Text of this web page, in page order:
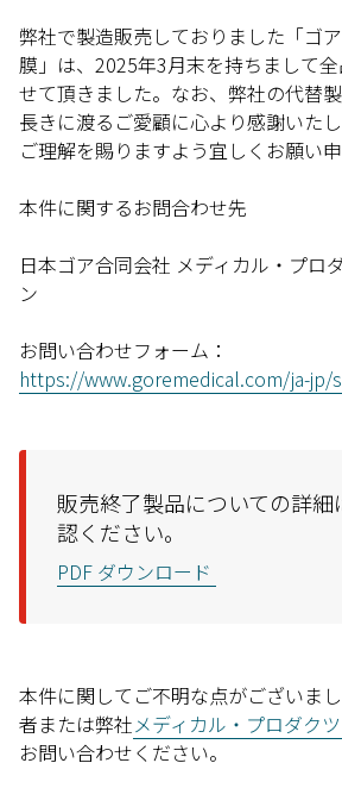
弊社で製造販売しておりました「ゴ
膜」は、2025年3月末を持ちまして
せて頂きました。なお、弊社の代替
長きに渡るご愛顧に心より感謝いた
ご理解を賜りますよう宜しくお願い申
本件に関するお問合わせ先
日本ゴア合同会社 メディカル・プロ
ン
お問い合わせフォーム：
https://www.goremedical.com/ja-jp/
販売終了製品についての詳細
認ください。
PDF ダウンロード
本件に関してご不明な点がございま
者または弊社メディカル・プロダク
お問い合わせください。